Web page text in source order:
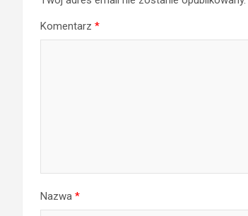
Komentarz *
Nazwa *